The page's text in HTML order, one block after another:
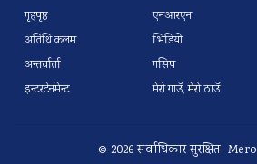
गृहपृष्ठ
अतिथि कलम
अन्तर्वार्ता
इन्टरटेनमेन्ट
एनआरएन
भिडियो
गसिप
मेरो गाउँ, मेरो ठाउँ
© 2026 सर्वाधिकार सुरक्षित